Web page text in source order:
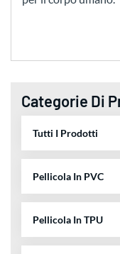
Categorie Di
Tutti I Prodotti
Pellicola In PVC
Pellicola In TPU